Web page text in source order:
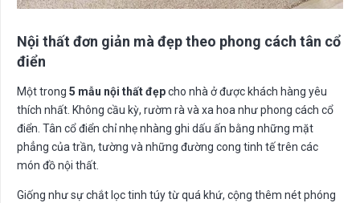
Nội thất đơn giản mà đẹp theo phong cách tân cổ
điển
Một trong 5 mẫu nội thất đẹpcho nhà ở được khách hàng yêu
thích nhất. Không cầu kỳ, rườm rà và xa hoa như phong cách cổ
điển. Tân cổ điển chỉ nhẹ nhàng ghi dấu ấn bằng những mặt
phẳng của trần, tường và những đường cong tinh tế trên các
món đồ nội thất.
Giống như sự chắt lọc tinh túy từ quá khứ, cộng thêm nét phóng